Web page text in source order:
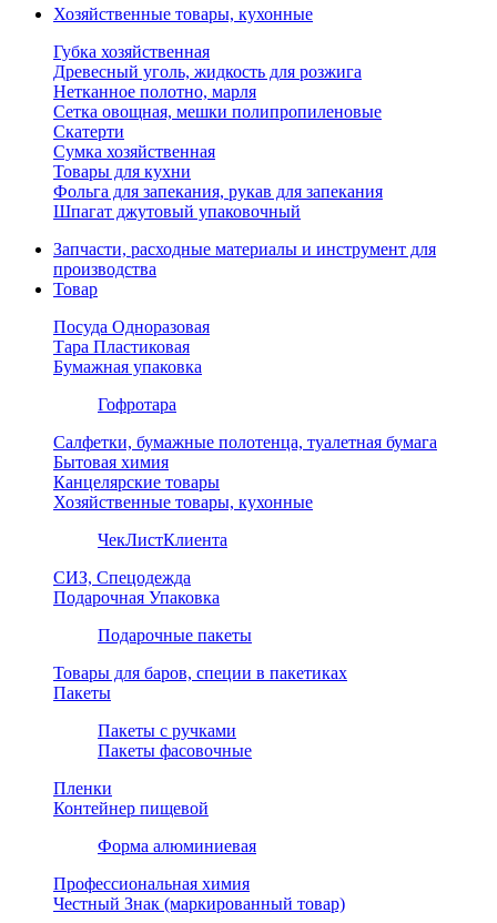
Хозяйственные товары, кухонные
Губка хозяйственная
Древесный уголь, жидкость для розжига
Нетканное полотно, марля
Сетка овощная, мешки полипропиленовые
Скатерти
Сумка хозяйственная
Товары для кухни
Фольга для запекания, рукав для запекания
Шпагат джутовый упаковочный
Запчасти, расходные материалы и инструмент для
производства
Товар
Посуда Одноразовая
Тара Пластиковая
Бумажная упаковка
Гофротара
Салфетки, бумажные полотенца, туалетная бумага
Бытовая химия
Канцелярские товары
Хозяйственные товары, кухонные
ЧекЛистКлиента
СИЗ, Спецодежда
Подарочная Упаковка
Подарочные пакеты
Товары для баров, специи в пакетиках
Пакеты
Пакеты с ручками
Пакеты фасовочные
Пленки
Контейнер пищевой
Форма алюминиевая
Профессиональная химия
Честный Знак (маркированный товар)